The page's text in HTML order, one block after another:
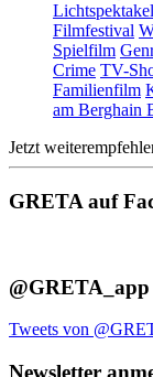
Lichtspektakel
Filmfestival
Spielfilm
Crime TV-
Familienfilm
am Berghain
Jetzt
GRETA auf
Tweets von
Newsletter